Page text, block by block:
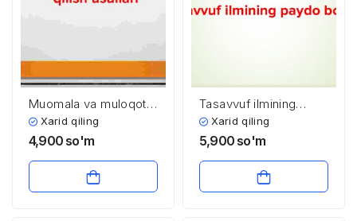
Muomala va muloqot
qilish usullari
Xarid qiling
4,900 so'm
Tasavvuf ilmining
paydo bo‘lishi
Xarid qiling
5,900 so'm